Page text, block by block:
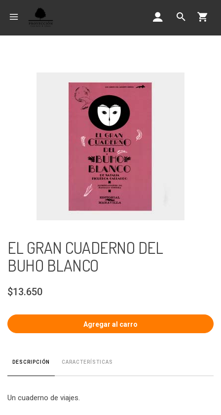
EL GRAN CUADERNO DEL
BUHO BLANCO
$13.650
DESCRIPCIÓN CARACTERÍSTICAS
Un cuaderno de viajes.